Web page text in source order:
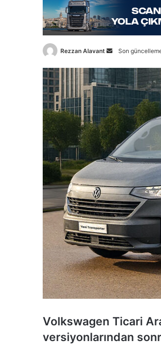
Rezzan Alavant
Bir
göndermek
Son
Volkswagen Ticari
versiyonlarından